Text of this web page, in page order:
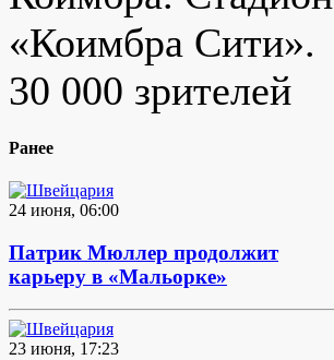
«Коимбра Сити».
30 000 зрителей
Ранее
24 июня, 06:00
Патрик Мюллер продолжит
карьеру в «Мальорке»
23 июня, 17:23